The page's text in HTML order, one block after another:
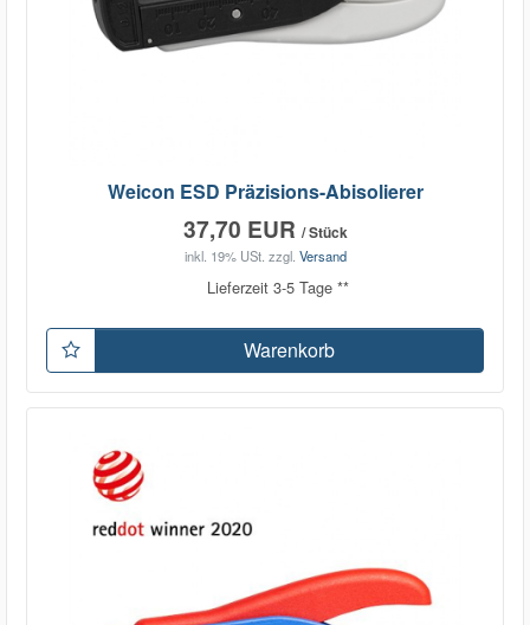
Weicon ESD Präzisions-Abisolierer
37,70 EUR / Stück
inkl. 19% USt. zzgl. Versand
Lieferzeit 3-5 Tage **
Warenkorb